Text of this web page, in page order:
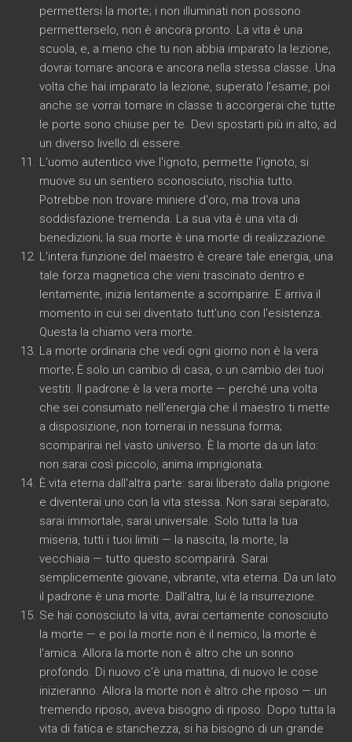
permettersi la morte; i non illuminati non possono
permetterselo, non è ancora pronto. La vita è una
scuola, e, a meno che tu non abbia imparato la lezione,
dovrai tornare ancora e ancora nella stessa classe. Una
volta che hai imparato la lezione, superato l'esame, poi
anche se vorrai tornare in classe ti accorgerai che tutte
le porte sono chiuse per te. Devi spostarti più in alto, ad
un diverso livello di essere.
L'uomo autentico vive l'ignoto, permette l'ignoto, si
muove su un sentiero sconosciuto, rischia tutto.
Potrebbe non trovare miniere d'oro, ma trova una
soddisfazione tremenda. La sua vita è una vita di
benedizioni; la sua morte è una morte di realizzazione.
L'intera funzione del maestro è creare tale energia, una
tale forza magnetica che vieni trascinato dentro e
lentamente, inizia lentamente a scomparire. E arriva il
momento in cui sei diventato tutt'uno con l'esistenza.
Questa la chiamo vera morte.
La morte ordinaria che vedi ogni giorno non è la vera
morte; È solo un cambio di casa, o un cambio dei tuoi
vestiti. Il padrone è la vera morte — perché una volta
che sei consumato nell'energia che il maestro ti mette
a disposizione, non tornerai in nessuna forma;
scomparirai nel vasto universo. È la morte da un lato:
non sarai così piccolo, anima imprigionata.
È vita eterna dall'altra parte: sarai liberato dalla prigione
e diventerai uno con la vita stessa. Non sarai separato;
sarai immortale, sarai universale. Solo tutta la tua
miseria, tutti i tuoi limiti — la nascita, la morte, la
vecchiaia — tutto questo scomparirà. Sarai
semplicemente giovane, vibrante, vita eterna. Da un lato
il padrone è una morte. Dall'altra, lui è la risurrezione.
Se hai conosciuto la vita, avrai certamente conosciuto
la morte — e poi la morte non è il nemico, la morte è
l'amica. Allora la morte non è altro che un sonno
profondo. Di nuovo c'è una mattina, di nuovo le cose
inizieranno. Allora la morte non è altro che riposo — un
tremendo riposo, aveva bisogno di riposo. Dopo tutta la
vita di fatica e stanchezza, si ha bisogno di un grande